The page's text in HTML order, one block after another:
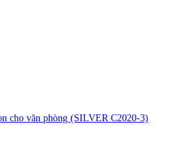
cho văn phòng (SILVER C2020-3)